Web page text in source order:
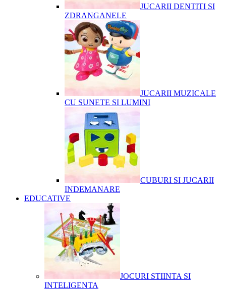
JUCARII DENTITI SI
ZDRANGANELE
JUCARII MUZICALE
CU SUNETE SI LUMINI
CUBURI SI JUCARII
INDEMANARE
EDUCATIVE
JOCURI STIINTA SI
INTELIGENTA